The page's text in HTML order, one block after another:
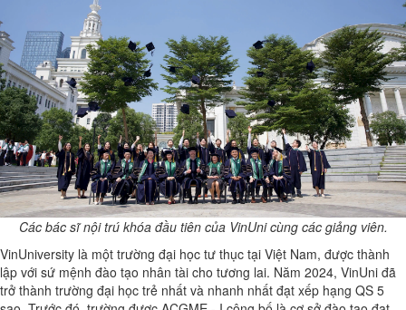
Các bác sĩ nội trú khóa đầu tiên của VinUni cùng các giảng viên.
VinUniversity là một trường đại học tư thục tại Việt Nam, được thành
lập với sứ mệnh đào tạo nhân tài cho tương lai. Năm 2024, VinUni đã
trở thành trường đại học trẻ nhất và nhanh nhất đạt xếp hạng QS 5